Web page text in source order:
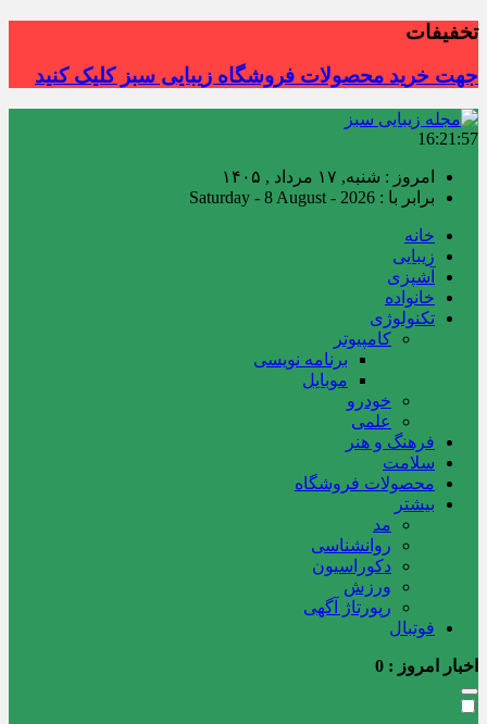
تخفیفات
جهت خرید محصولات فروشگاه زیبایی سبز کلیک کنید
16:21:58
امروز : شنبه, ۱۷ مرداد , ۱۴۰۵
برابر با : Saturday - 8 August - 2026
خانه
زیبایی
آشپزی
خانواده
تکنولوژی
کامپیوتر
برنامه نویسی
موبایل
خودرو
علمی
فرهنگ و هنر
سلامت
محصولات فروشگاه
بیشتر
مد
روانشناسی
دکوراسیون
ورزش
رپورتاژ آگهی
فوتبال
اخبار امروز : 0